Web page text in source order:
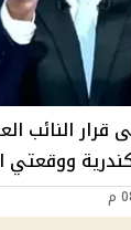
النائب
ووقعتي